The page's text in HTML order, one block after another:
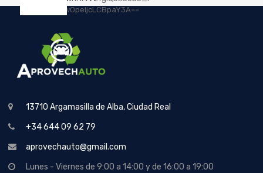
13710 Argamasilla de Alba, Ciudad Real
+34 644 09 62 79
aprovechauto@gmail.com
Lunes - Viernes de 9:00 a 14:00 y de 16:00 a 19:00